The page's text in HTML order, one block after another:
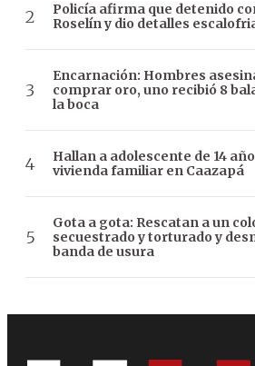
Policía afirma que detenido
Roselín y dio detalles
Encarnación: Hombres
comprar oro, uno recibió 8
la boca
Hallan a adolescente de 14
vivienda familiar en Caazapá
Gota a gota: Rescatan a un
secuestrado y torturado y
banda de usura